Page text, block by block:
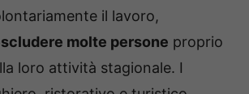
il lavoro,
molte persone proprio
loro attività stagionale. I